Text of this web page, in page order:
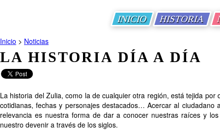
INICIO HISTORIA
Inicio > Noticias
LA HISTORIA DÍA A DÍA
La historia del Zulia, como la de cualquier otra región, está tejida por
cotidianas, fechas y personajes destacados… Acercar al ciudadano
relevancia es nuestra forma de dar a conocer nuestras raíces y
nuestro devenir a través de los siglos.